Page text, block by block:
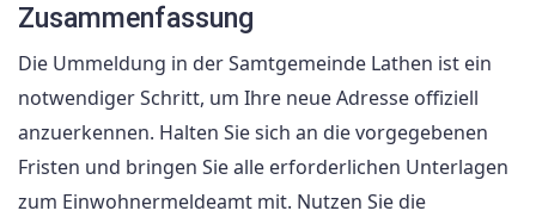
Zusammenfassung
Die Ummeldung in der Samtgemeinde Lathen ist ein
notwendiger Schritt, um Ihre neue Adresse offiziell
anzuerkennen. Halten Sie sich an die vorgegebenen
Fristen und bringen Sie alle erforderlichen Unterlagen
zum Einwohnermeldeamt mit. Nutzen Sie die